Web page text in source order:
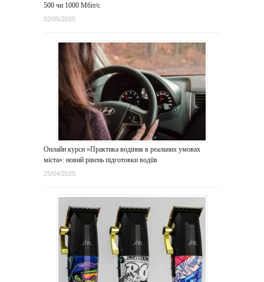
500 чи 1000 Мбіт/с
02/05/2025
Онлайн курси «Практика водіння в реальних умовах
міста»: новий рівень підготовки водіїв
25/04/2025